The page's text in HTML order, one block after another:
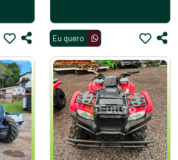
Eu quero